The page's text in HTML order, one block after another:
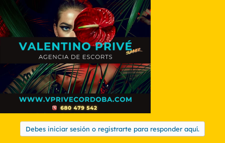
Debes iniciar sesión o registrarte para responder aquí.